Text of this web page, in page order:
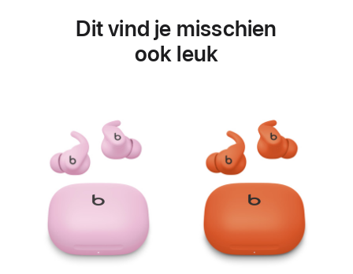
Dit vind je misschien
ook leuk